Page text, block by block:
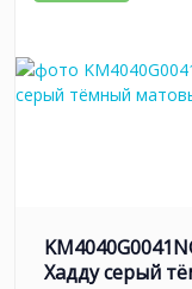
Хадду серый